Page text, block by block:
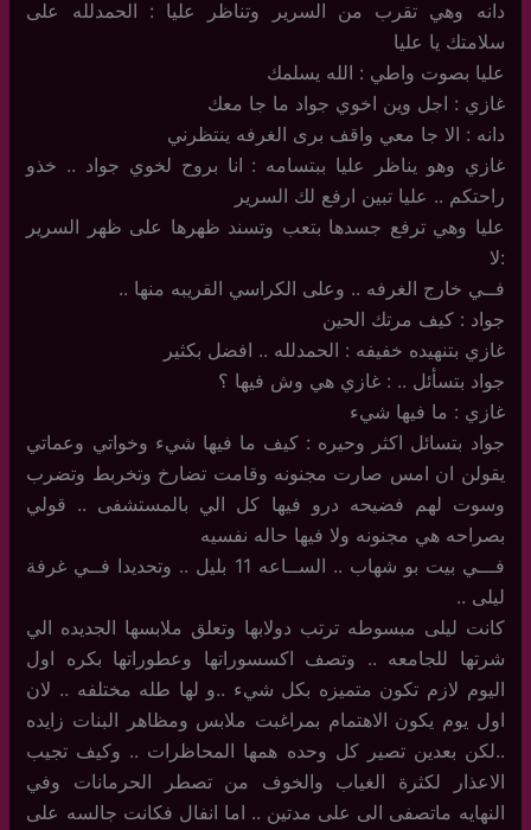
دانه وهي تقرب من السرير وتناظر عليا : الحمدلله على
سلامتك يا عليا
عليا بصوت واطي : الله يسلمك
غازي : اجل وين اخوي جواد ما جا معك
دانه : الا جا معي واقف برى الغرفه ينتظرني
غازي وهو يناظر عليا ببتسامه : انا بروح لخوي جواد .. خذو
راحتكم .. عليا تبين ارفع لك السرير
عليا وهي ترفع جسدها بتعب وتسند ظهرها على ظهر السرير
:لا
فــي خارج الغرفه .. وعلى الكراسي القريبه منها ..
جواد : كيف مرتك الحين
غازي بتنهيده خفيفه : الحمدلله .. افضل بكثير
جواد بتسأئل .. : غازي هي وش فيها ؟
غازي : ما فيها شيء
جواد بتسائل اكثر وحيره : كيف ما فيها شيء وخواتي وعماتي
يقولن ان امس صارت مجنونه وقامت تضارخ وتخربط وتضرب
وسوت لهم فضيحه درو فيها كل الي بالمستشفى .. قولي
بصراحه هي مجنونه ولا فيها حاله نفسيه
فـــي بيت بو شهاب .. الســاعه 11 بليل .. وتحديدا فــي غرفة
ليلى ..
كانت ليلى مبسوطه ترتب دولابها وتعلق ملابسها الجديده الي
شرتها للجامعه .. وتصف اكسسوراتها وعطوراتها بكره اول
اليوم لازم تكون متميزه بكل شيء ..و لها طله مختلفه .. لان
اول يوم يكون الاهتمام بمراغبت ملابس ومظاهر البنات زايده
..لكن بعدين تصير كل وحده همها المحاظرات .. وكيف تجيب
الاعذار لكثرة الغياب والخوف من تصطر الحرمانات وفي
النهايه ماتصفى الى على مدتين .. اما انفال فكانت جالسه على